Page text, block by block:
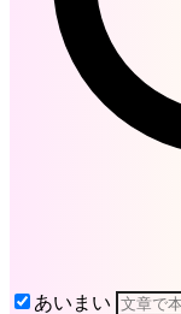
あいまい